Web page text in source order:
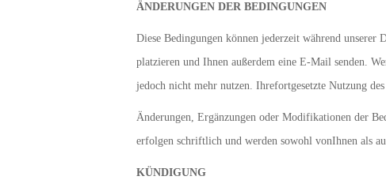
ÄNDERUNGEN DER BEDINGUNGEN
Diese Bedingungen können jederzeit während unserer
platzieren und Ihnen außerdem eine E-Mail senden.
jedoch nicht mehr nutzen. Ihrefortgesetzte Nutzung
Änderungen, Ergänzungen oder Modifikationen der
erfolgen schriftlich und werden sowohl vonIhnen als
KÜNDIGUNG